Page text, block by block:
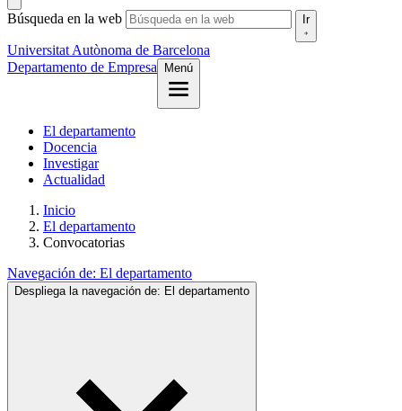
Búsqueda en la web Ir
Universitat Autònoma de Barcelona
Departamento de Empresa
Menú
El departamento
Docencia
Investigar
Actualidad
Inicio
El departamento
Convocatorias
Navegación de: El departamento
Despliega la navegación de: El departamento